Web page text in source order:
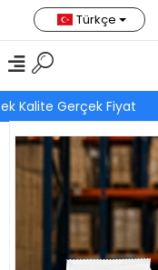
Kalite Gerçek Fiyat
Türkçe